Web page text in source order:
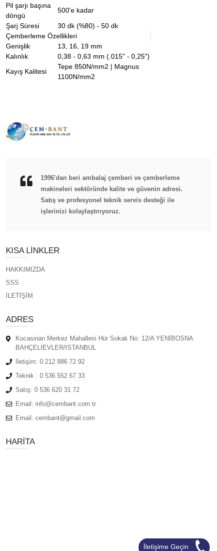
Pil şarjı başına
döngü
500'e kadar
Şarj Süresi
30 dk (%80) - 50 dk
Çemberleme Özellikleri
Genişlik
13, 16, 19 mm
Kalınlık
0,38 - 0,63 mm (.015" - 0,25")
Kayış Kalitesi
Tepe 850N/mm2 | Magnus
1100N/mm2
1996'dan beri ambalaj çemberi ve çemberleme
makineleri sektöründe kalite ve güvenin adresi.
Satış ve profesyonel teknik servis desteği ile
işlerinizi kolaylaştırıyoruz.
KISA LINKLER
HAKKIMIZDA
SSS
İLETİŞİM
ADRES
Kocasinan Merkez Mahallesi Hür Sokak No: 12/A YENİBOSNA
BAHÇELIEVLER/ISTANBUL
İletişim: 0 212 886 72 92
Teknik : 0 536 552 67 33
Satış: 0 536 620 31 72
Email: info@cembant.com.tr
Email: cembant@gmail.com
HARITA
İletişime Geçin